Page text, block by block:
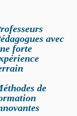
avec
forte
de